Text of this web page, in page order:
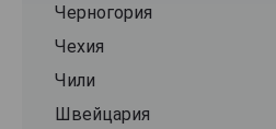
Sattlerhof
Schloss Bockfliess
Schloss Gobelsburg
Schlumberger
Черногория
Чехия
Чили
Швейцария